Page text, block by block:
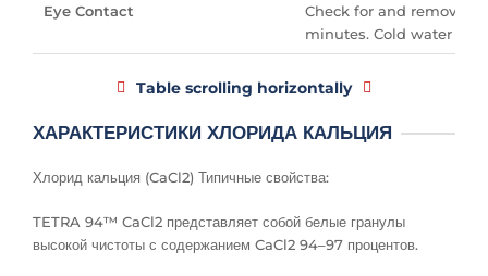
Eye Contact
Check for and remove
minutes. Cold water
Table scrolling horizontally
ХАРАКТЕРИСТИКИ ХЛОРИДА КАЛЬЦИЯ
Хлорид кальция (CaCl2) Типичные свойства:
TETRA 94™ CaCl2 представляет собой белые гранулы
высокой чистоты с содержанием CaCl2 94–97 процентов.